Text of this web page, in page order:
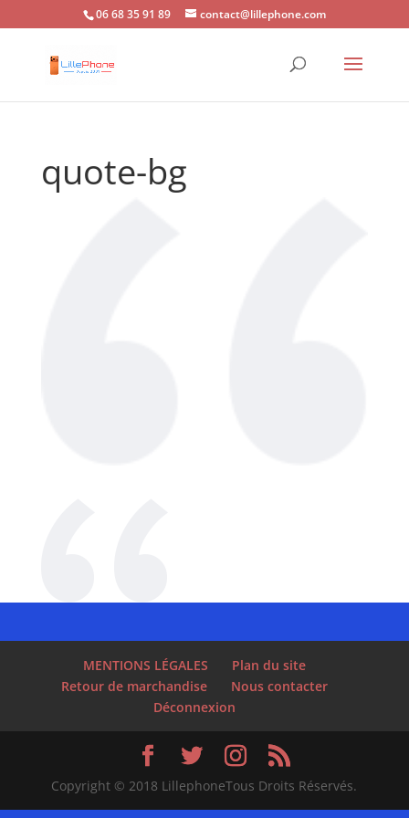
06 68 35 91 89 contact@lillephone.com
quote-bg
MENTIONS LÉGALES
Plan du site
Retour de marchandise
Nous contacter
Déconnexion
Copyright © 2018 LillephoneTous Droits Réservés.